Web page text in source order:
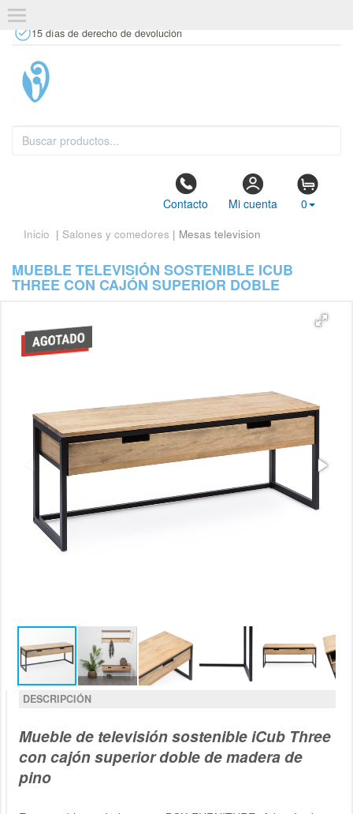
15 días de derecho de devolución
Contacto Mi cuenta 0
Inicio | Salones y comedores | Mesas television
MUEBLE TELEVISIÓN SOSTENIBLE ICUB
THREE CON CAJÓN SUPERIOR DOBLE
DESCRIPCIÓN
Mueble de televisión sostenible iCub Three
con cajón superior doble de madera de
pino